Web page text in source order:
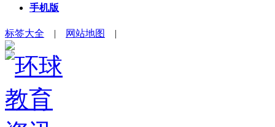
手机版
标签大全 | 网站地图 |